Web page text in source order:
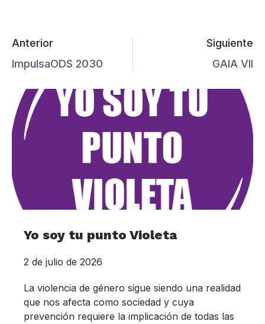
Anterior
ImpulsaODS 2030
Siguiente
GAIA VII
Yo soy tu punto Violeta
2 de julio de 2026
La violencia de género sigue siendo una realidad
que nos afecta como sociedad y cuya
prevención requiere la implicación de todas las